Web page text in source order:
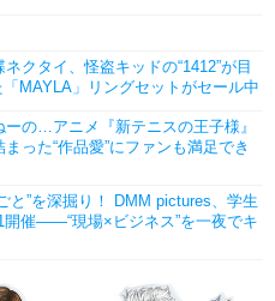
クタイ、怪盗キッドの“1412”が目
MAYLA」リングセットがセール中
の…アニメ『新テニスの王子様』
った“作品愛”にファンも満足でき
と”を深掘り！ DMM pictures、学生
開催――“現場×ビジネス”を一夜でキ